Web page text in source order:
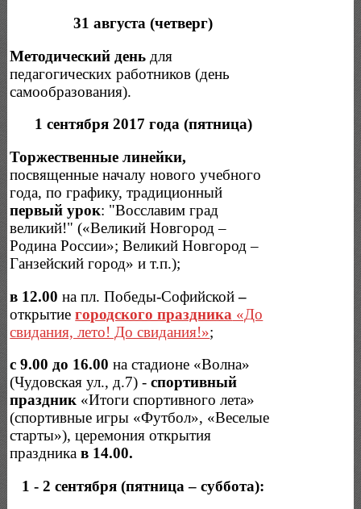
31 августа (четверг)
Методический день для
педагогических работников (день
самообразования).
1 сентября 2017 года (пятница)
Торжественные линейки,
посвященные началу нового учебного
года, по графику, традиционный
первый урок: "Восславим град
великий!" («Великий Новгород –
Родина России»; Великий Новгород –
Ганзейский город» и т.п.);
в 12.00на пл. Победы-Софийской–
открытиегородского праздника «До
свидания, лето! До свидания!»;
с 9.00 до 16.00 на стадионе «Волна»
(Чудовская ул., д.7) -спортивный
праздник «Итоги спортивного лета»
(спортивные игры «Футбол», «Веселые
старты»), церемония открытия
праздникав 14.00.
1 - 2 сентября (пятница – суббота):